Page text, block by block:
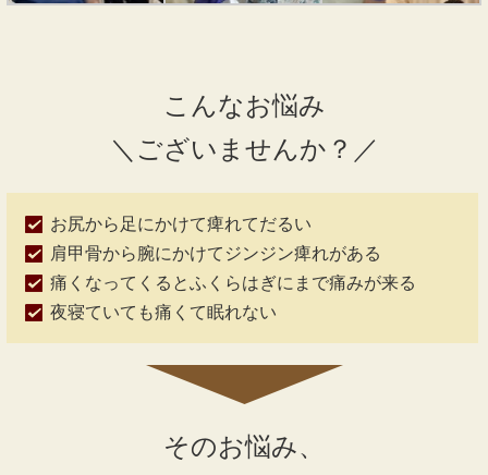
こんなお悩み
＼ございませんか？／
お尻から足にかけて痺れてだるい
肩甲骨から腕にかけてジンジン痺れがある
痛くなってくるとふくらはぎにまで痛みが来る
夜寝ていても痛くて眠れない
そのお悩み、